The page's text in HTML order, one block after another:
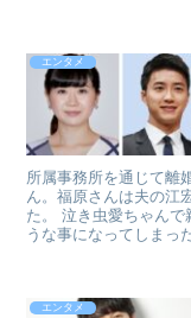
エンタメ
所属事務所を通じて離
ん。福原さんは夫の江
た。 泣き虫愛ちゃんで
うな事になってしまっ
エンタメ